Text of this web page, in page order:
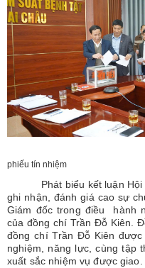
phiếu tín nhiệm
Phát biểu kết luận
ghi nhận, đánh giá cao sự
Giám đốc trong điều hành
của đồng chí Trần Đỗ Kiên.
đồng chí Trần Đỗ Kiên
nghiệm, năng lực, cùng tập
xuất sắc nhiệm vụ được giao.